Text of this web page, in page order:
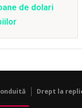
de dolari
Drept la